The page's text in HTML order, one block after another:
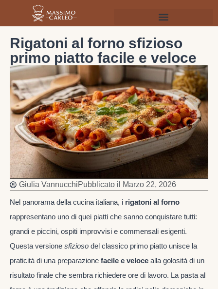
Rigatoni al forno sfizioso
primo piatto facile e veloce
Giulia VannucchiPubblicato il Marzo 22, 2026
Nel panorama della cucina italiana, i rigatoni al forno
rappresentano uno di quei piatti che sanno conquistare tutti:
grandi e piccini, ospiti improvvisi e commensali esigenti.
Questa versione sfizioso del classico primo piatto unisce la
praticità di una preparazione facile e veloce alla golosità di un
risultato finale che sembra richiedere ore di lavoro. La pasta al